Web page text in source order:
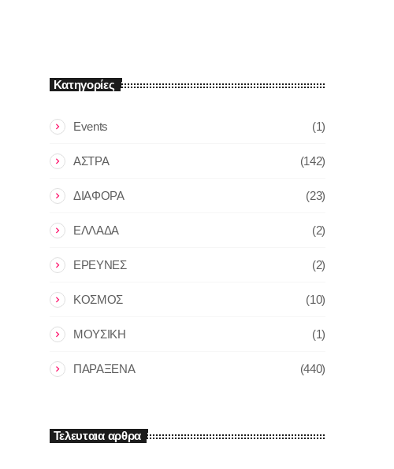
Κατηγορίες
Events (1)
ΑΣΤΡΑ (142)
ΔΙΑΦΟΡΑ (23)
ΕΛΛΑΔΑ (2)
ΕΡΕΥΝΕΣ (2)
ΚΟΣΜΟΣ (10)
ΜΟΥΣΙΚΗ (1)
ΠΑΡΑΞΕΝΑ (440)
Τελευταια αρθρα